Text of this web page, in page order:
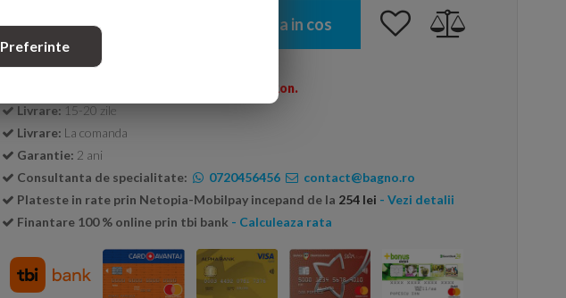
Cantitate: Adauga in cos
Transport GRATUIT la comenzi peste 600 Ron.
Livrare: 15-20 zile
Livrare: La comanda
Garantie: 2 ani
Consultanta de specialitate:
0720456456
contact@bagno.ro
Plateste in rate prin Netopia-Mobilpay incepand de la 254 lei - Vezi detalii
Finantare 100 % online prin tbi bank - Calculeaza rata
Preferinte